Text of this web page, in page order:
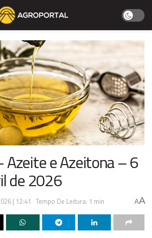
Azeite e Azeitona – 6
de 2026
| 12:41 Tempo De Leitura: 1 min AA